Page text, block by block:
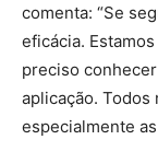
comenta: “Se
eficácia.
preciso
aplicação.
especialmente